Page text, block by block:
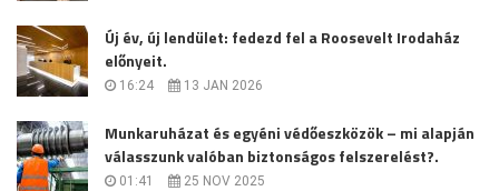
Új év, új lendület: fedezd fel a Roosevelt Irodaház
előnyeit.
16:24 13 JAN 2026
Munkaruházat és egyéni védőeszközök – mi alapján
válasszunk valóban biztonságos felszerelést?.
01:41 25 NOV 2025